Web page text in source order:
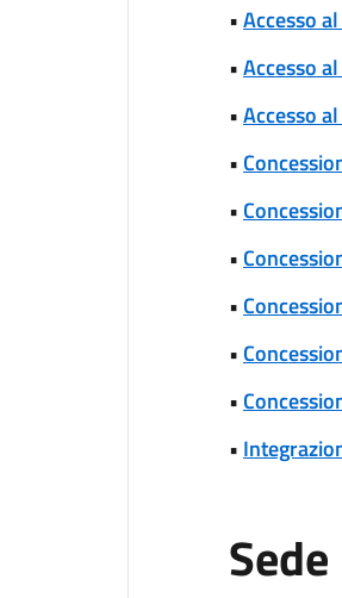
•Accesso
•Accesso
•Accesso
•
•
•
•
•
•
•